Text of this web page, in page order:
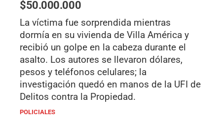
$50.000.000
La víctima fue sorprendida mientras
dormía en su vivienda de Villa América y
recibió un golpe en la cabeza durante el
asalto. Los autores se llevaron dólares,
pesos y teléfonos celulares; la
investigación quedó en manos de la UFI de
Delitos contra la Propiedad.
POLICIALES